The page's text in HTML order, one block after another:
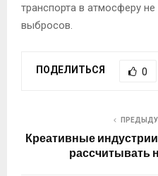
транспорта в атмосферу
выбросов.
ПОДЕЛИТЬСЯ 0
Креативные
рассчитывать